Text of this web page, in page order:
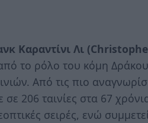
Καραντίνι Λι
το ρόλο του κόμη
Από τις πιο
206 ταινίες στα 67
σειρές, ενώ